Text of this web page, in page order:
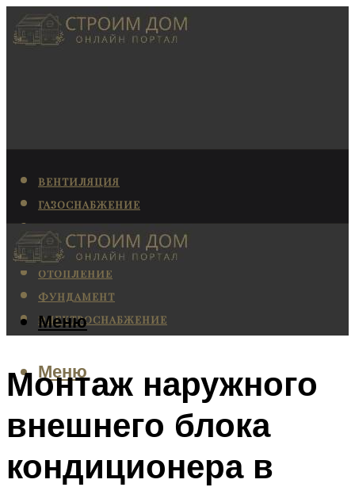
ВЕНТИЛЯЦИЯ
ГАЗОСНАБЖЕНИЕ
КАНАЛИЗАЦИЯ
КОНДИЦИОНИРОВАНИЕ
ОТОПЛЕНИЕ
ФУНДАМЕНТ
ЭЛЕКТРОСНАБЖЕНИЕ
Меню
Меню
Монтаж наружного
внешнего блока
кондиционера в